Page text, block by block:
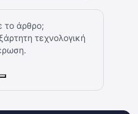
το άρθρο;
τεχνολογική